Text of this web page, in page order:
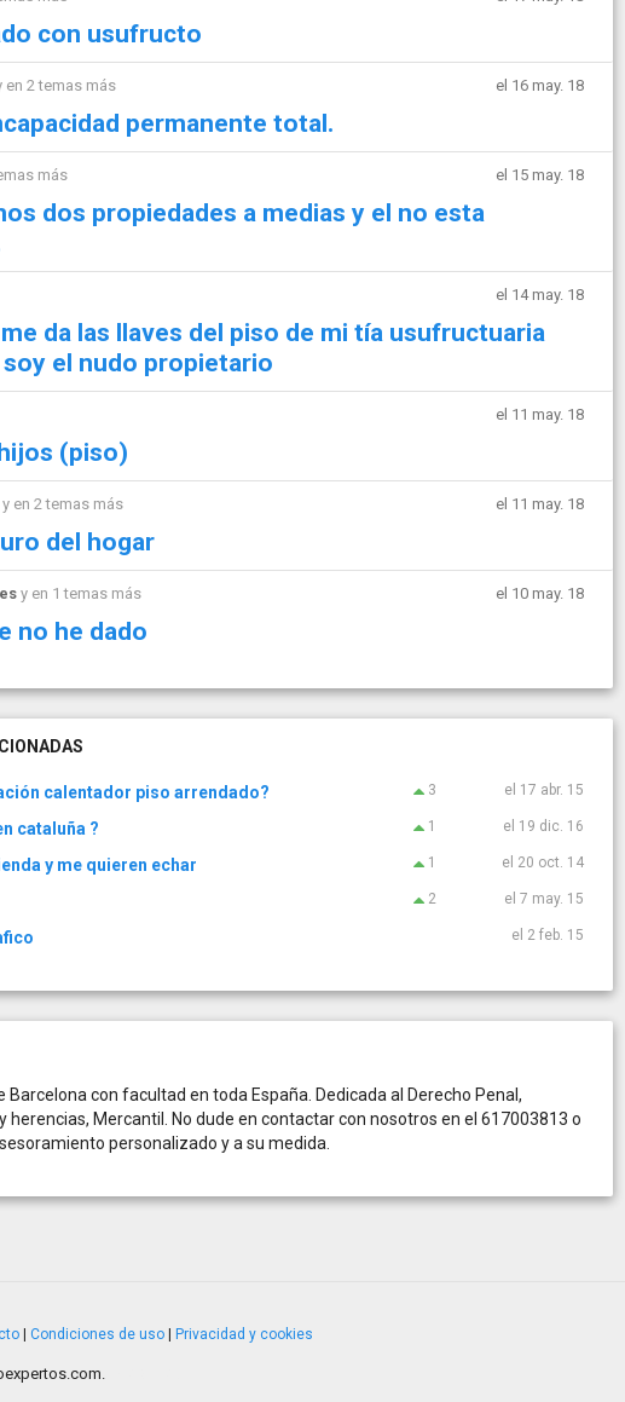
con usufructo
en 2 temas más el 16 may. 18
permanente total.
más el 15 may. 18
dos propiedades a medias y el no esta
el 14 may. 18
da las llaves del piso de mi tía usufructuaria
el nudo propietario
el 11 may. 18
(piso)
y en 2 temas más el 11 may. 18
del hogar
y en 1 temas más el 10 may. 18
no he dado
calentador piso arrendado? 3 el 17 abr. 15
cataluña ? 1 el 19 dic. 16
y me quieren echar 1 el 20 oct. 14
2 el 7 may. 15
el 2 feb. 15
Barcelona con facultad en toda España. Dedicada al Derecho Penal,
herencias, Mercantil. No dude en contactar con nosotros en el 617003813 o
personalizado y a su medida.
Condiciones de uso Privacidad y cookies